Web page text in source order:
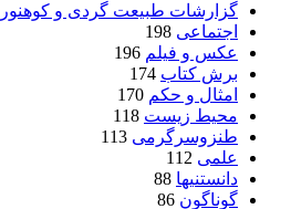
گزارشات طبیعت گردی و
اجتماعی 198
عکس و فیلم 196
برش کتاب 174
امثال و حکم 170
محیط زیست 118
طنزوسرگرمی 113
علمی 112
دانستنیها 88
گوناگون 86